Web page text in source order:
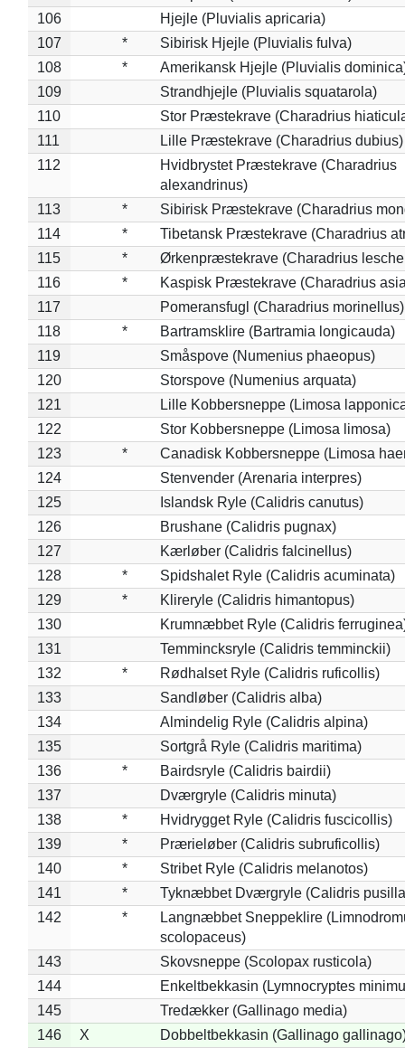
106
Hjejle (Pluvialis apricaria)
107
*
Sibirisk Hjejle (Pluvialis fulva)
108
*
Amerikansk Hjejle (Pluvialis
109
Strandhjejle (Pluvialis squatarola)
110
Stor Præstekrave (Charadrius
111
Lille Præstekrave (Charadrius dubius)
112
Hvidbrystet Præstekrave (Charadrius
alexandrinus)
113
*
Sibirisk Præstekrave (Charadrius
114
*
Tibetansk Præstekrave (Charadrius
115
*
Ørkenpræstekrave (Charadrius
116
*
Kaspisk Præstekrave (Charadrius
117
Pomeransfugl (Charadrius morinellus)
118
*
Bartramsklire (Bartramia longicauda)
119
Småspove (Numenius phaeopus)
120
Storspove (Numenius arquata)
121
Lille Kobbersneppe (Limosa
122
Stor Kobbersneppe (Limosa limosa)
123
*
Canadisk Kobbersneppe (Limosa
124
Stenvender (Arenaria interpres)
125
Islandsk Ryle (Calidris canutus)
126
Brushane (Calidris pugnax)
127
Kærløber (Calidris falcinellus)
128
*
Spidshalet Ryle (Calidris acuminata)
129
*
Klireryle (Calidris himantopus)
130
Krumnæbbet Ryle (Calidris
131
Temmincksryle (Calidris temminckii)
132
*
Rødhalset Ryle (Calidris ruficollis)
133
Sandløber (Calidris alba)
134
Almindelig Ryle (Calidris alpina)
135
Sortgrå Ryle (Calidris maritima)
136
*
Bairdsryle (Calidris bairdii)
137
Dværgryle (Calidris minuta)
138
*
Hvidrygget Ryle (Calidris fuscicollis)
139
*
Prærieløber (Calidris subruficollis)
140
*
Stribet Ryle (Calidris melanotos)
141
*
Tyknæbbet Dværgryle (Calidris
142
*
Langnæbbet Sneppeklire
scolopaceus)
143
Skovsneppe (Scolopax rusticola)
144
Enkeltbekkasin (Lymnocryptes
145
Tredækker (Gallinago media)
146
X
Dobbeltbekkasin (Gallinago